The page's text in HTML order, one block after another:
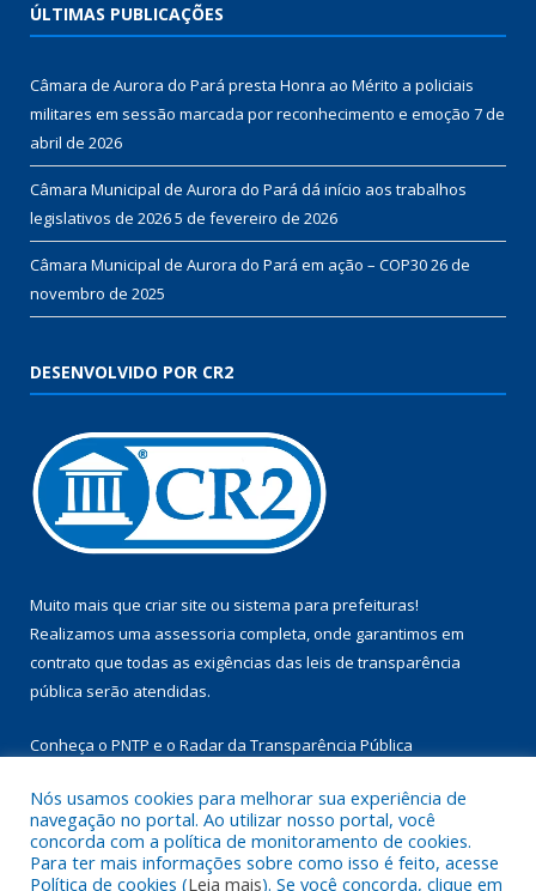
ÚLTIMAS PUBLICAÇÕES
Câmara de Aurora do Pará presta Honra ao Mérito a policiais
militares em sessão marcada por reconhecimento e emoção 7 de
abril de 2026
Câmara Municipal de Aurora do Pará dá início aos trabalhos
legislativos de 20265 de fevereiro de 2026
Câmara Municipal de Aurora do Pará em ação – COP3026 de
novembro de 2025
DESENVOLVIDO POR CR2
Muito mais que criar site ou sistema para prefeituras!
Realizamos uma assessoria completa, onde garantimos em
contrato que todas as exigências das leis de transparência
pública serão atendidas.
Conheça o PNTP e o Radar da Transparência Pública
Todos os direitos reservados a Câmara Municipal de Aurora do
Nós usamos cookies para melhorar sua experiência de
navegação no portal. Ao utilizar nosso portal, você
concorda com a política de monitoramento de cookies.
Para ter mais informações sobre como isso é feito, acesse
Política de cookies (Leia mais). Se você concorda, clique em